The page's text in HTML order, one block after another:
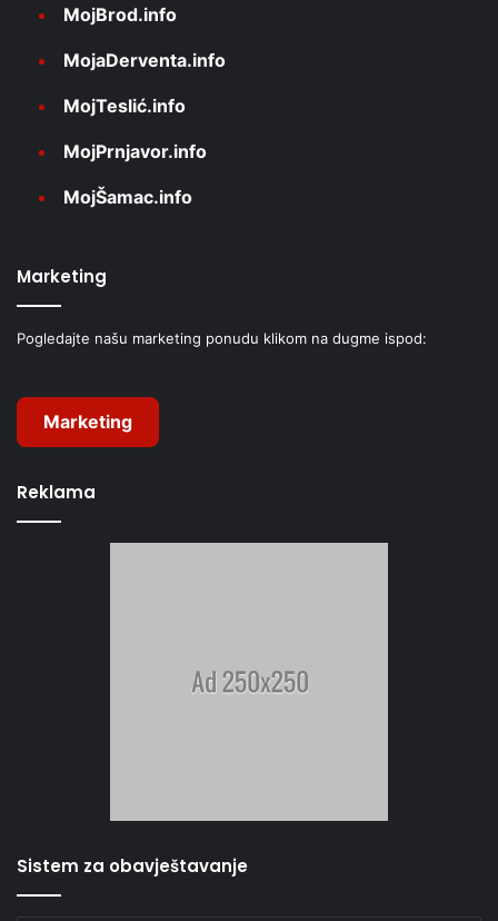
MojBrod.info
MojaDerventa.info
MojTeslić.info
MojPrnjavor.info
MojŠamac.info
Marketing
Pogledajte našu marketing ponudu klikom na dugme ispod:
Marketing
Reklama
Sistem za obavještavanje